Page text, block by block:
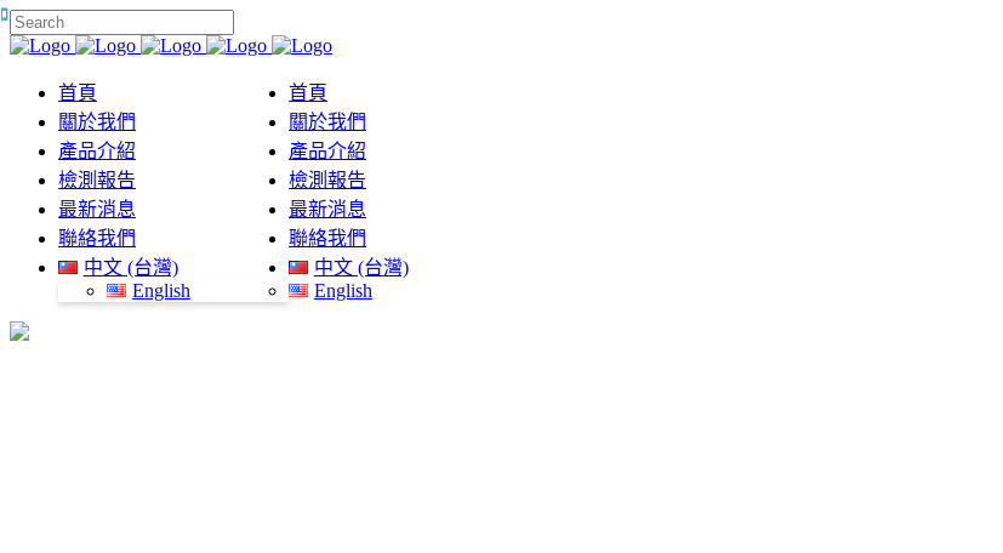
首頁
關於我們
產品介紹
檢測報告
最新消息
聯絡我們
中文 (台灣)
English
首頁
關於我們
產品介紹
檢測報告
最新消息
聯絡我們
中文 (台灣)
English